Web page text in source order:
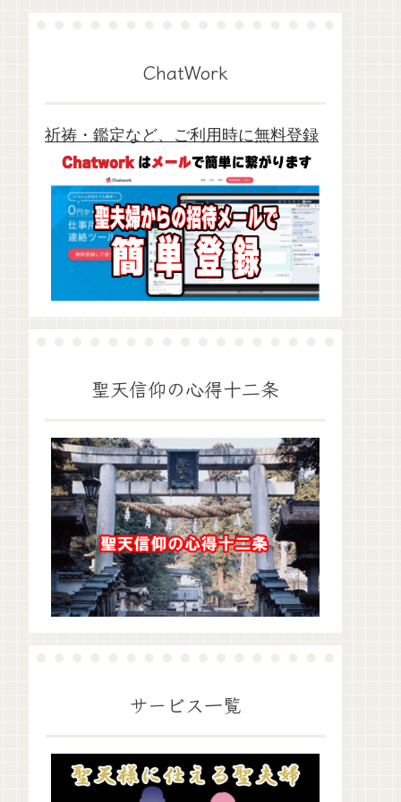
ChatWork
祈祷・鑑定など、ご利用時に無料登録
聖天信仰の心得十二条
サービス一覧